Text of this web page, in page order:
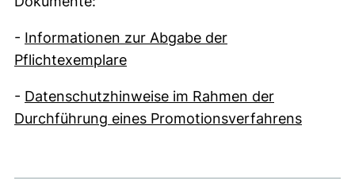
- Informationen zur Abgabe der
Pflichtexemplare(öffnet neues Fenster)
- Datenschutzhinweise im Rahmen der
Durchführung eines Promotionsverfahrens(öffnet